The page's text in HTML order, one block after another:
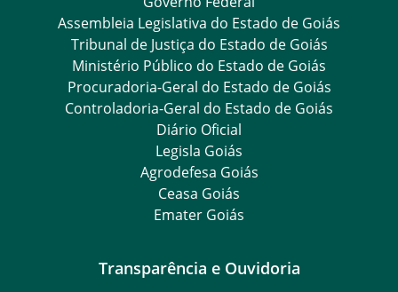
Assembleia Legislativa do Estado de Goiás
Tribunal de Justiça do Estado de Goiás
Ministério Público do Estado de Goiás
Procuradoria-Geral do Estado de Goiás
Controladoria-Geral do Estado de Goiás
Diário Oficial
Legisla Goiás
Agrodefesa Goiás
Ceasa Goiás
Emater Goiás
Transparência e Ouvidoria